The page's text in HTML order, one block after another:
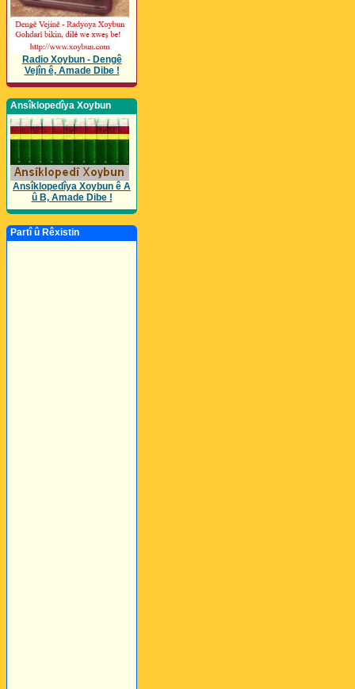
Radio Xoybun - Dengê
Vejîn ê, Amade Dibe !
Ansîklopedîya Xoybun
Ansîklopedîya Xoybun ê A
û B, Amade Dibe !
Partî û Rêxistin